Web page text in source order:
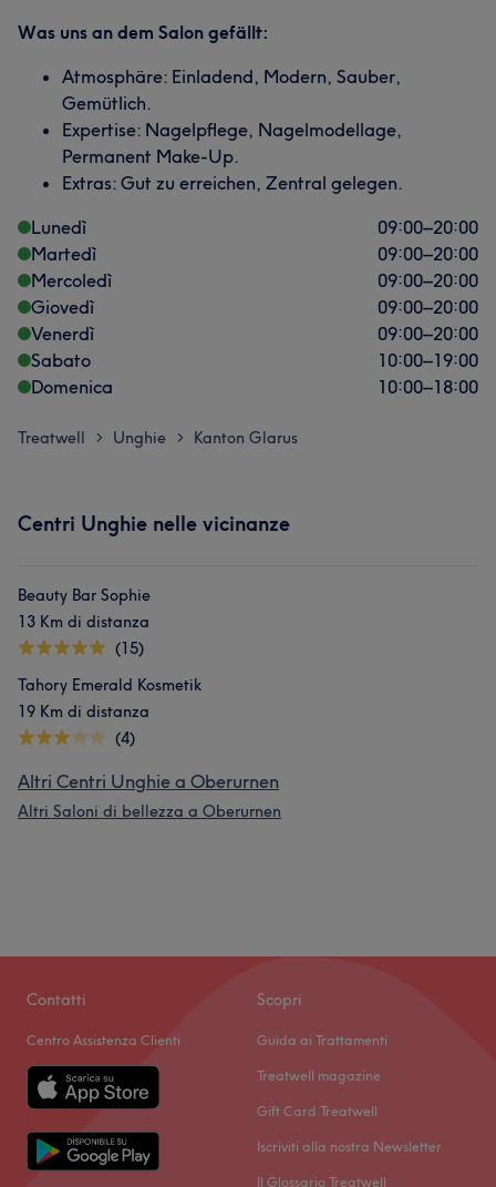
Was uns an dem Salon gefällt:
Atmosphäre: Einladend, Modern, Sauber,
Gemütlich.
Expertise: Nagelpflege, Nagelmodellage,
Permanent Make-Up.
Extras: Gut zu erreichen, Zentral gelegen.
Lunedì
09:00–20:00
Martedì
09:00–20:00
Mercoledì
09:00–20:00
Giovedì
09:00–20:00
Venerdì
09:00–20:00
Sabato
10:00–19:00
Domenica
10:00–18:00
Treatwell > Unghie > Kanton Glarus
Centri Unghie nelle vicinanze
Beauty Bar Sophie
13 Km di distanza
(15)
Tahory Emerald Kosmetik
19 Km di distanza
(4)
Altri Centri Unghie a Oberurnen
Altri Saloni di bellezza a Oberurnen
Contatti
Centro Assistenza Clienti
Scopri
Guida ai Trattamenti
Treatwell magazine
Gift Card Treatwell
Iscriviti alla nostra Newsletter
Il Glossario Treatwell